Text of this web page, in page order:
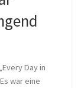
Day in
war eine